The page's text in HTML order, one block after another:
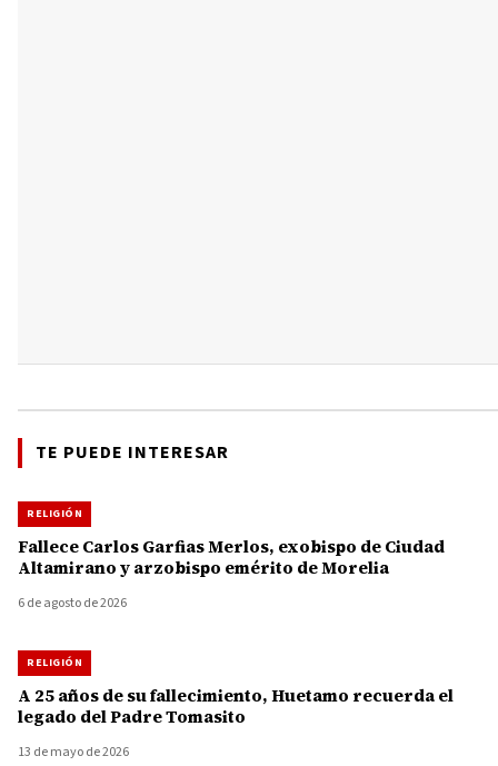
TE PUEDE INTERESAR
RELIGIÓN
Fallece Carlos Garfias Merlos, exobispo de Ciudad
Altamirano y arzobispo emérito de Morelia
6 de agosto de 2026
RELIGIÓN
A 25 años de su fallecimiento, Huetamo recuerda el
legado del Padre Tomasito
13 de mayo de 2026